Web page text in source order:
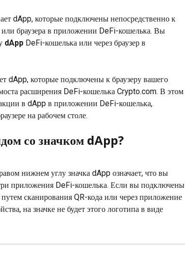
dApp, которые подключены непосредственно к
браузера в приложении DeFi-кошелька. Вы
dApp DeFi-кошелька или через браузер в
dApp, которые подключены к браузеру вашего
расширения DeFi-кошелька Crypto.com. В этом
в dApp в приложении DeFi-кошелька,
на рабочем столе.
со значком dApp?
нижнем углу значка dApp означает, что вы
приложения DeFi-кошелька. Если вы подключены
сканирования QR-кода или через приложение
на значке не будет этого логотипа в виде